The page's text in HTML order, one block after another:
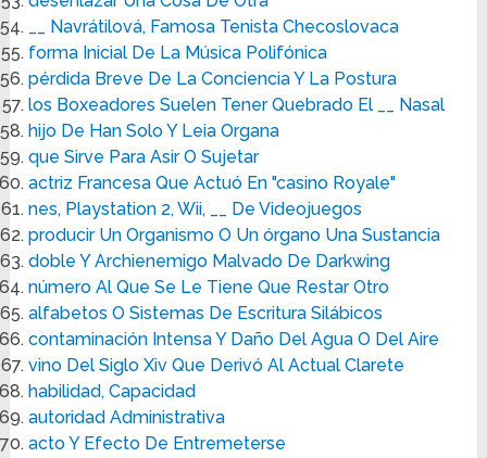
__ Navrátilová, Famosa Tenista Checoslovaca
forma Inicial De La Música Polifónica
pérdida Breve De La Conciencia Y La Postura
los Boxeadores Suelen Tener Quebrado El __ Nasal
hijo De Han Solo Y Leia Organa
que Sirve Para Asir O Sujetar
actriz Francesa Que Actuó En "casino Royale"
nes, Playstation 2, Wii, __ De Videojuegos
producir Un Organismo O Un órgano Una Sustancia
doble Y Archienemigo Malvado De Darkwing
número Al Que Se Le Tiene Que Restar Otro
alfabetos O Sistemas De Escritura Silábicos
contaminación Intensa Y Daño Del Agua O Del Aire
vino Del Siglo Xiv Que Derivó Al Actual Clarete
habilidad, Capacidad
autoridad Administrativa
acto Y Efecto De Entremeterse